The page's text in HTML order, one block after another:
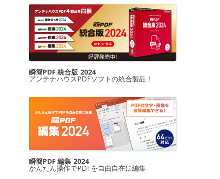
瞬簡PDF 統合版 2024
アンテナハウスPDFソフトの統合製品！
瞬簡PDF 編集 2024
かんたん操作でPDFを自由自在に編集